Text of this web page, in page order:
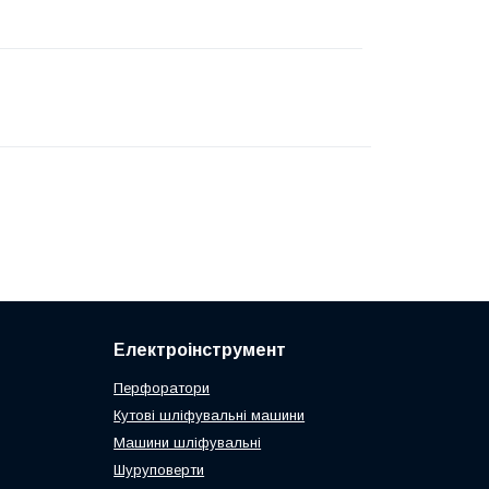
Електроінструмент
Перфоратори
Кутові шліфувальні машини
Машини шліфувальні
Шуруповерти